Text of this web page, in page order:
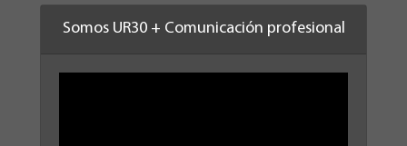
Somos UR30 + Comunicación profesional